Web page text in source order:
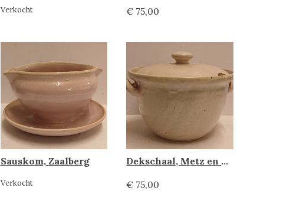
Verkocht
€ 75,00
Sauskom, Zaalberg
Verkocht
Dekschaal, Metz en Co Zaalberg
€ 75,00